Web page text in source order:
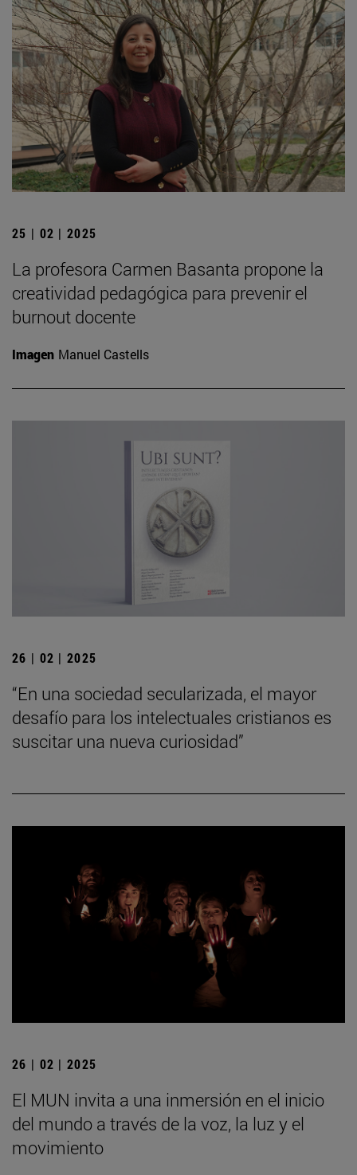
25 | 02 | 2025
La profesora Carmen Basanta propone la
creatividad pedagógica para prevenir el
burnout docente
Imagen Manuel Castells
26 | 02 | 2025
“En una sociedad secularizada, el mayor
desafío para los intelectuales cristianos es
suscitar una nueva curiosidad”
26 | 02 | 2025
El MUN invita a una inmersión en el inicio
del mundo a través de la voz, la luz y el
movimiento